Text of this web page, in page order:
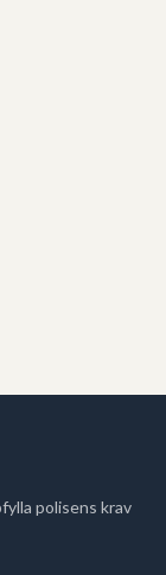
polisens krav